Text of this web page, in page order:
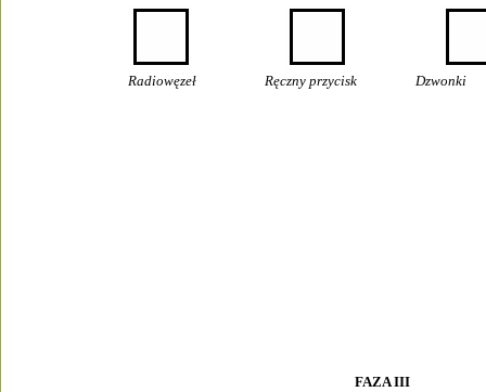
Radiowęzeł                     Ręczny przycisk                  Dzwonki
FAZA III